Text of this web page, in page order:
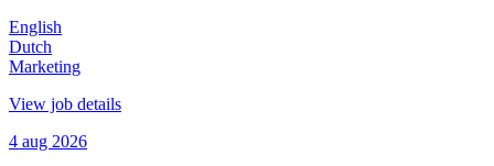
English
Dutch
Marketing
View job details
4 aug 2026